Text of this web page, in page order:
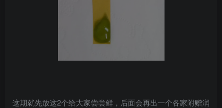
这期就先放这2个给大家尝尝鲜，后面会再出一个各家附赠润